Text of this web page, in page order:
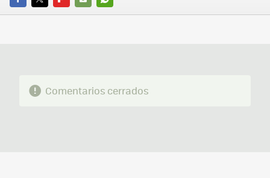
FACEBOOK
TWITTERFLIPBOARD
E-
WHATSAPP
Comentarios cerrados